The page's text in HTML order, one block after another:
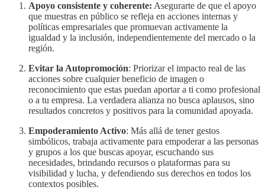
Apoyo consistente y coherente: Asegurarte de que el apoyo
que muestras en público se refleja en acciones internas y
políticas empresariales que promuevan activamente la
igualdad y la inclusión, independientemente del mercado o la
región.
Evitar la Autopromoción: Priorizar el impacto real de las
acciones sobre cualquier beneficio de imagen o
reconocimiento que estas puedan aportar a ti como profesional
o a tu empresa. La verdadera alianza no busca aplausos, sino
resultados concretos y positivos para la comunidad apoyada.
Empoderamiento Activo: Más allá de tener gestos
simbólicos, trabaja activamente para empoderar a las personas
y grupos a los que buscas apoyar, escuchando sus
necesidades, brindando recursos o plataformas para su
visibilidad y lucha, y defendiendo sus derechos en todos los
contextos posibles.